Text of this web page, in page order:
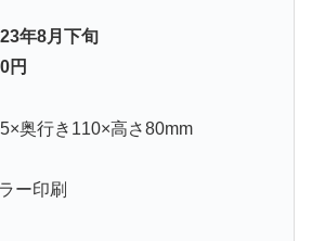
年8月下旬
円
奥行き110×高さ80mm
ー印刷